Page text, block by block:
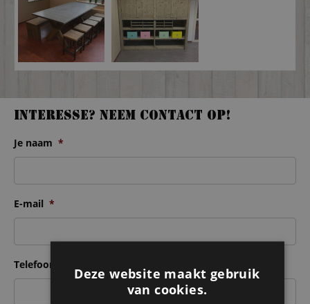
Interesse? Neem contact op!
Je naam *
E-mail *
Telefoonnummer
Deze website maakt gebruik
van cookies.